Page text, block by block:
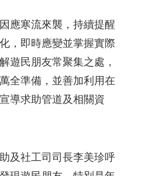
應寒流來襲，持續提醒
，即時應變並掌握實際
遊民朋友常聚集之處，
全準備，並善加利用在
導求助管道及相關資
及社工司司長李美珍呼